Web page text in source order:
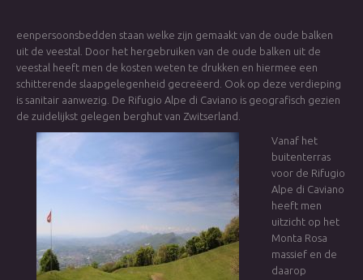
eenpersoonsbedden staan welke zijn gemaakt van de oude balken
uit de veestal. Door het hergebruiken van de oude balken uit de
veestal heeft men de kosten weten te drukken en hiermee een
schitterende slaapgelegenheid gecreëerd. Ook op deze verdieping
is sanitair aanwezig. De Rifugio Alpe di Caviano is geografisch gezien
de zuidelijkst gelegen berghut van Zwitserland.
Vanaf het
buitenterras
voor de Rifugio
Alpe di Caviano
heeft men
uitzicht op het
Monta Rosa
massief en de
daarop